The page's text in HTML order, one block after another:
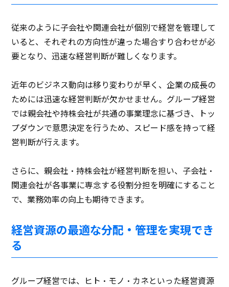
従来のように子会社や関連会社が個別で経営を管理して
いると、それぞれの方向性が違った場合すり合わせが必
要となり、迅速な経営判断が難しくなります。
近年のビジネス動向は移り変わりが早く、企業の成長の
ためには迅速な経営判断が欠かせません。グループ経営
では親会社や持株会社が共通の事業理念に基づき、トッ
プダウンで意思決定を行うため、スピード感を持って経
営判断が行えます。
さらに、親会社・持株会社が経営判断を担い、子会社・
関連会社が各事業に専念する役割分担を明確にすること
で、業務効率の向上も期待できます。
経営資源の最適な分配・管理を実現でき
る
グループ経営では、ヒト・モノ・カネといった経営資源